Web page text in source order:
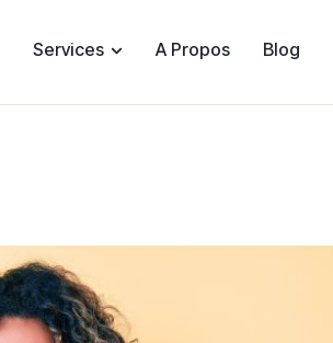
Services A Propos Blog